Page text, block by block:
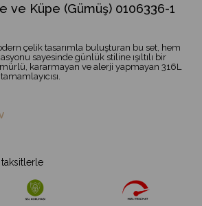
ve Küpe (Gümüş) 0106336-1
çelik tasarımla buluşturan bu set, hem
sayesinde günlük stiline ışıltılı bir
kararmayan ve alerji yapmayan 316L